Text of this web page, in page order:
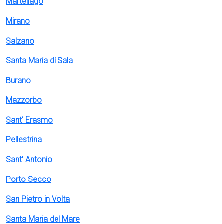
Mirano
Salzano
Santa Maria di Sala
Burano
Mazzorbo
Sant' Erasmo
Pellestrina
Sant' Antonio
Porto Secco
San Pietro in Volta
Santa Maria del Mare